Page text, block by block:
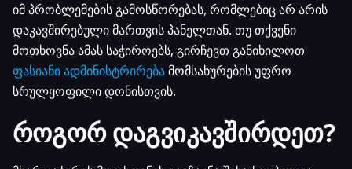
იმ პრობლემების გამოსწორებას, რომლებიც არ არის
დაკავშირებული მართვის პანელთან. თუ თქვენი
მოთხოვნა ამას საჭიროებს, გირჩევთ განიხილოთ
ფასიანი ადმინისტრირებამომსახურების უფრო
სრულყოფილი დონისთვის.
როგორ დაგვიკავშირდეთ?